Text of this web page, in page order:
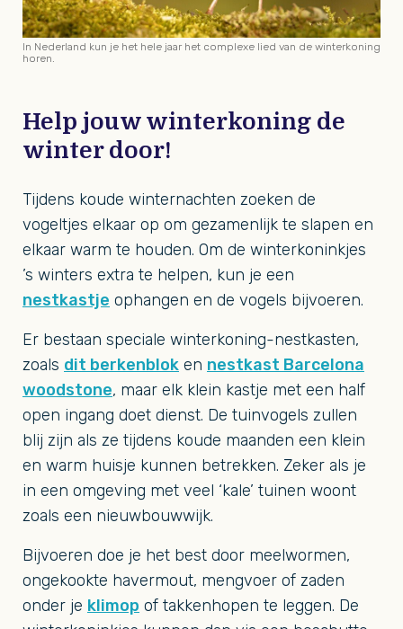
Help jouw winterkoning de
winter door!
Tijdens koude winternachten zoeken de
vogeltjes elkaar op om gezamenlijk te slapen en
elkaar warm te houden. Om de winterkoninkjes
’s winters extra te helpen, kun je een
nestkastje ophangen en de vogels bijvoeren.
Er bestaan speciale winterkoning-nestkasten,
zoals dit berkenblok en nestkast Barcelona
woodstone, maar elk klein kastje met een half
open ingang doet dienst. De tuinvogels zullen
blij zijn als ze tijdens koude maanden een klein
en warm huisje kunnen betrekken. Zeker als je
in een omgeving met veel ‘kale’ tuinen woont
zoals een nieuwbouwwijk.
Bijvoeren doe je het best door meelwormen,
ongekookte havermout, mengvoer of zaden
onder je klimop of takkenhopen te leggen. De
In Nederland kun je het hele jaar het complexe lied van de winterkoning
horen.